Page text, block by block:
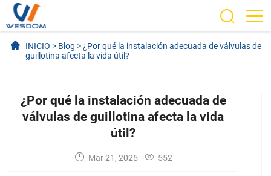
INICIO > Blog > ¿Por qué la instalación adecuada de válvulas de
guillotina afecta la vida útil?
¿Por qué la instalación adecuada de
válvulas de guillotina afecta la vida
útil?
Mar 21, 2025 552